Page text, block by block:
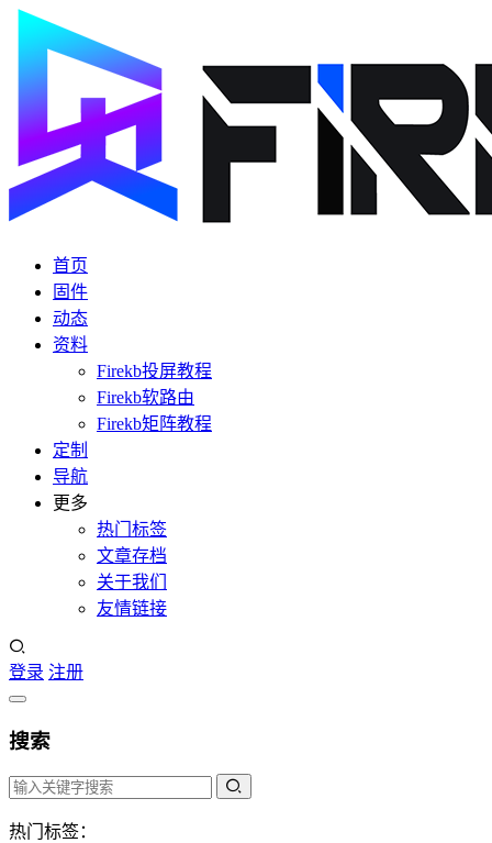
首页
固件
动态
资料
Firekb投屏教程
Firekb软路由
Firekb矩阵教程
定制
导航
更多
热门标签
文章存档
关于我们
友情链接
登录 注册
搜索
热门标签：